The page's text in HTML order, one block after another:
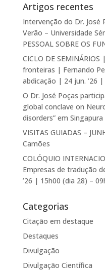
Artigos recentes
Intervenção do Dr. José
Verão – Universidade
PESSOAL SOBRE OS
CICLO DE
fronteiras | Fernando
abdicação | 24 jun. ’26 |
O Dr. José Poças
global conclave on
disorders” em Singapura
VISITAS GUIADAS –
Camões
COLÓQUIO
Empresas de tradução
’26 | 15h00 (dia 28) –
Categorias
Citação em destaque
Destaques
Divulgação
Divulgação Científica